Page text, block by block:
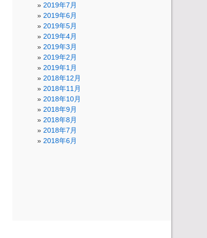
2019年7月
2019年6月
2019年5月
2019年4月
2019年3月
2019年2月
2019年1月
2018年12月
2018年11月
2018年10月
2018年9月
2018年8月
2018年7月
2018年6月